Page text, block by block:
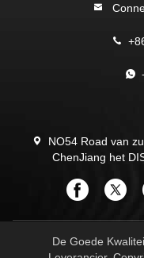
NO54 Road van
ChenJiang het
De Goede